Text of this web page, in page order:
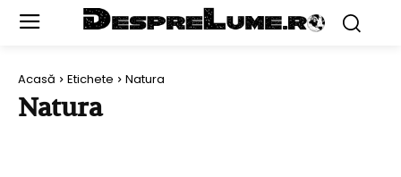
Acasă Etichete Natura
Natura